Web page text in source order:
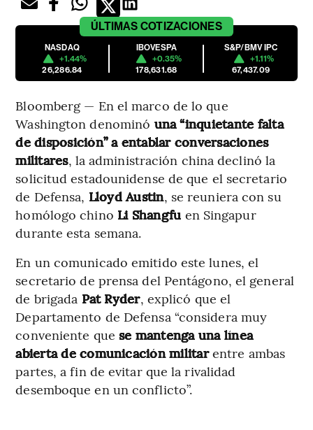
ÚLTIMAS COTIZACIONES
NASDAQ
+1.44%
26,286.84
IBOVESPA
+0.35%
178,631.68
S&P/BMV IPC
+1.11%
67,437.09
Bloomberg — En el marco de lo que
Washington denominó una “inquietante falta
de disposición” a entablar conversaciones
militares, la administración china declinó la
solicitud estadounidense de que el secretario
de Defensa, Lloyd Austin, se reuniera con su
homólogo chino Li Shangfu en Singapur
durante esta semana.
En un comunicado emitido este lunes, el
secretario de prensa del Pentágono, el general
de brigada Pat Ryder, explicó que el
Departamento de Defensa “considera muy
conveniente que se mantenga una línea
abierta de comunicación militarentre ambas
partes, a fin de evitar que la rivalidad
desemboque en un conflicto”.